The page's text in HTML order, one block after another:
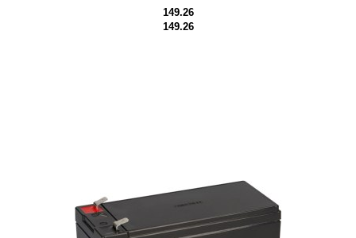
149.26
149.26